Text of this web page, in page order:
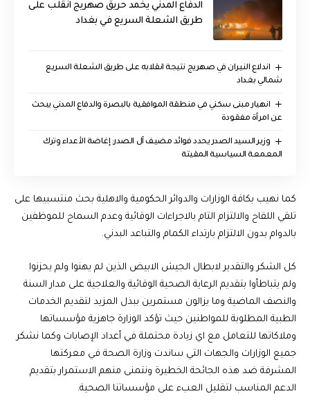
الدفاع المدني يخمد حريق صهريج انقلب على
طريق الشعلة السريع في بغداد
اندلاع النيران في صهريج نتيجة انقلابه على طريق الشعلة السريع
شمالي بغداد
انهيار مبنى سكني في منطقة الموافقية بالبصرة والدفاع المدني يبحث
عن امرأة مفقودة
وزير السيد الصدر يحدد فوائد مضيف آل الصدر: إغاضة الأعداء وترك
المعمعة السياسية المقيتة
كما نهيب بكافة الوزارات والدوائر الحكومية والاهلية بحث منتسبيها على
تلقي اللقاح والالتزام التام بالاجراءات الوقائية وعدم السماح للموظفين
بالدوام بدون الالتزام بارتداء الكمام والتباعد البدني.
كل الشكر والتقدير لابطال الجيش الابيض الذين لم يهنوا ولم يحزنوا
ولم يتباطأوا بتقديم الرعاية الصحية الوقائية والعلاجية على مدار السنة
والنصف الماضية وما يزالون مستمرين ببذل المزيد لتقديم الخدمات
الطبية المطلوبة للمواطنين حيث تؤكد الوزارة جاهزية مؤسساتها
وملاكاتها للتعامل مع اي زيادة محتملة في أعداد الإصابات وكما نشكر
جميع الوزارات والجهات التي ساندت وزارة الصحة في معركتها
المشرفة ضد هذه الجائحة الخطيرة ونتمنى منهم الاستمرار بتقديم
الدعم المناسب لتقليل العبء على مؤسساتنا الصحية.